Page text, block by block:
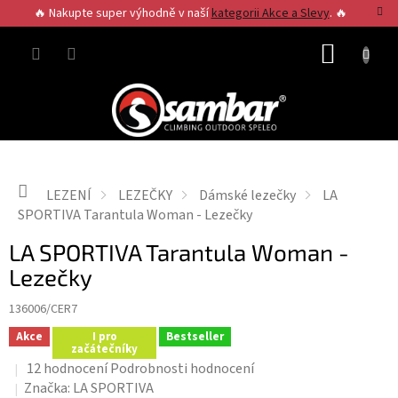
na
obsah
🔥 Nakupte super výhodně v našíkategorii Akce a Slevy. 🔥
Domů
LEZENÍ LEZEČKY Dámské lezečky
LA
SPORTIVA Tarantula Woman - Lezečky
LA SPORTIVA Tarantula Woman -
Lezečky
136006/CER7
Akce I pro
začátečníky
Bestseller
Průměrné
hodnocení
12 hodnocení Podrobnosti hodnocení
Značka: LA SPORTIVA